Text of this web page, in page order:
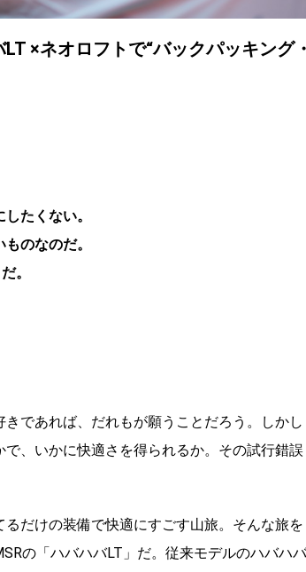
×ネオロフトで“バックパッキング
たくない。
のなのだ。
。
であれば、だれもが願うことだろう。しかし
、いかに快適さを得られるか。その試行錯誤
だけの装備で快適にすごす山旅。そんな旅を
の「ハバハバLT」だ。従来モデルのハバハバ